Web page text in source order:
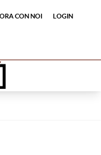
con noi Login